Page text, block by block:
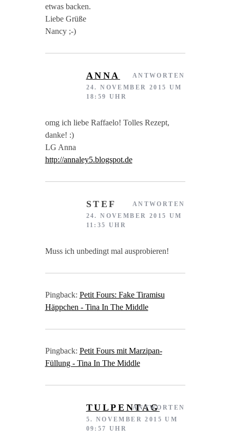
etwas backen.
Liebe Grüße
Nancy ;-)
ANNA
24. NOVEMBER 2015 UM
18:59 UHR
omg ich liebe Raffaelo! Tolles Rezept,
danke! :)
LG Anna
http://annaley5.blogspot.de
ANTWORTEN
STEF
24. NOVEMBER 2015 UM
11:35 UHR
Muss ich unbedingt mal ausprobieren!
ANTWORTEN
Pingback: Petit Fours: Fake Tiramisu
Häppchen - Tina In The Middle
Pingback: Petit Fours mit Marzipan-
Füllung - Tina In The Middle
TULPENTAG
5. NOVEMBER 2015 UM
09:57 UHR
ANTWORTEN